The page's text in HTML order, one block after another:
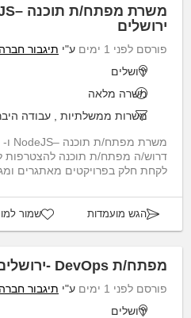
ירושלים
פורסם לפני 1 ימים ע"י תיגבור
ירושלים
משרה מלאה
משרות ממשלתיות
עבודה
דרוש/ה מפתח/ת תוכנה להצטרפות
לקחת חלק בפרויקטים מאתגרים
הגש מועמדות שמור
מפתח/ת DevOps -ירושלים
פורסם לפני 1 ימים ע"י תיגבור
ירושלים